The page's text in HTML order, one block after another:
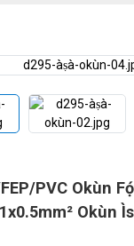
PVC Okùn
Okùn